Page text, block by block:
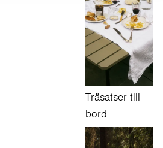
Träsatser till
bord